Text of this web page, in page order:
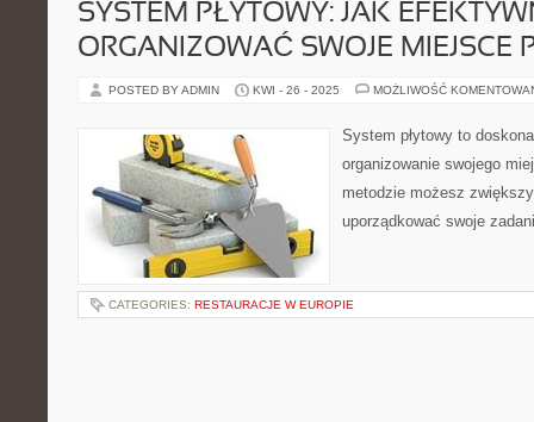
SYSTEM PŁYTOWY: JAK
ORGANIZOWAĆ SWOJE MIEJSCE
POSTED BY ADMIN KWI - 26 - 2025 MOŻLIWOŚĆ
System płytowy to
organizowanie swojego
metodzie możesz
uporządkować swoje
CATEGORIES: RESTAURACJE W EUROPIE